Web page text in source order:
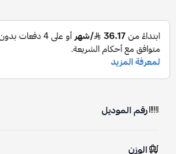
رقم الموديل
الوزن